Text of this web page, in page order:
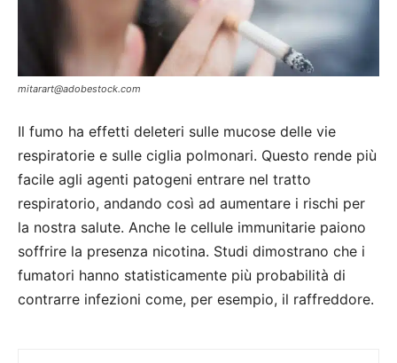
mitarart@adobestock.com
Il fumo ha effetti deleteri sulle mucose delle vie
respiratorie e sulle ciglia polmonari. Questo rende più
facile agli agenti patogeni entrare nel tratto
respiratorio, andando così ad aumentare i rischi per
la nostra salute. Anche le cellule immunitarie paiono
soffrire la presenza nicotina. Studi dimostrano che i
fumatori hanno statisticamente più probabilità di
contrarre infezioni come, per esempio, il raffreddore.